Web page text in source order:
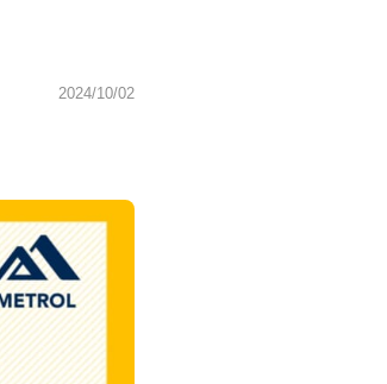
2024/10/02